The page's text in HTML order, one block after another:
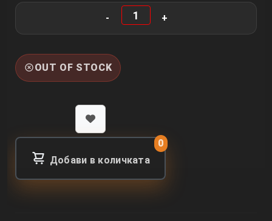
OUT OF STOCK
Добави в количката
0